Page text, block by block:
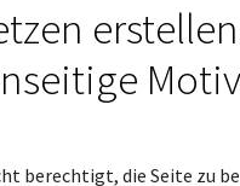
Navigation, Suche
berechtigt, die Seite zu